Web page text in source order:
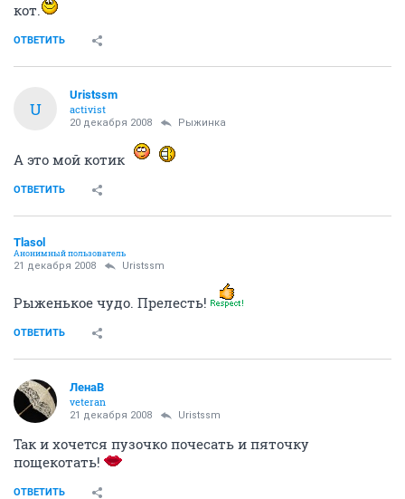
кот.
ОТВЕТИТЬ
U
Uristssm
activist
20 декабря 2008 Рыжинка
А это мой котик
ОТВЕТИТЬ
Tlasol
Анонимный пользователь
21 декабря 2008 Uristssm
Рыженькое чудо. Прелесть!
ОТВЕТИТЬ
ЛенаВ
veteran
21 декабря 2008 Uristssm
Так и хочется пузочко почесать и пяточку
пощекотать!
ОТВЕТИТЬ